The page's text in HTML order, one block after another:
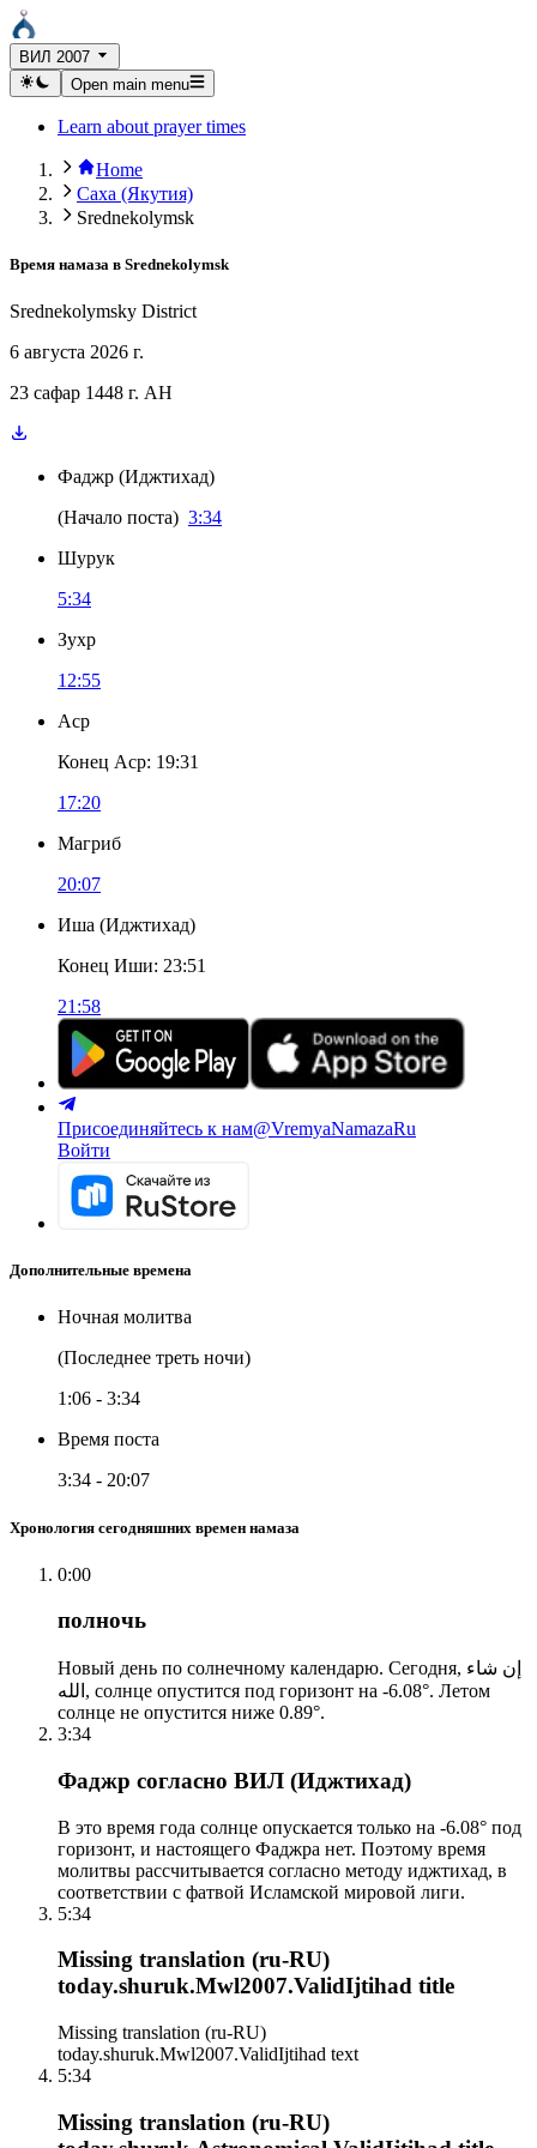
ВИЛ 2007
Open main menu
Learn about prayer times
Home
Саха (Якутия)
Srednekolymsk
Время намаза в Srednekolymsk
Srednekolymsky District
6 августа 2026 г.
23 сафар 1448 г. AH
Фаджр (Иджтихад)
(Начало поста) 3:34
Шурук
5:34
Зухр
12:55
Аср
Конец Аср: 19:31
17:20
Магриб
20:07
Иша (Иджтихад)
Конец Иши: 23:51
21:58
Присоединяйтесь к нам@VremyaNamazaRu
Войти
Дополнительные времена
Ночная молитва
(Последнее треть ночи)
1:06 - 3:34
Время поста
3:34 - 20:07
Хронология сегодняшних времен намаза
0:00
полночь
Новый день по солнечному календарю. Сегодня, إن شاء
الله, солнце опустится под горизонт на -6.08°. Летом
солнце не опустится ниже 0.89°.
3:34
Фаджр согласно ВИЛ (Иджтихад)
В это время года солнце опускается только на -6.08° под
горизонт, и настоящего Фаджра нет. Поэтому время
молитвы рассчитывается согласно методу иджтихад, в
соответствии с фатвой Исламской мировой лиги.
5:34
Missing translation (ru-RU)
today.shuruk.Mwl2007.ValidIjtihad title
Missing translation (ru-RU)
today.shuruk.Mwl2007.ValidIjtihad text
5:34
Missing translation (ru-RU)